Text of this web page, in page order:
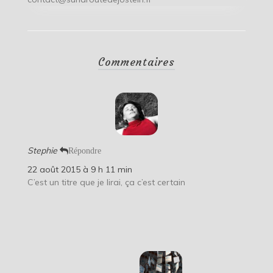
Commentaires
Stephie Répondre
22 août 2015 à 9 h 11 min
C’est un titre que je lirai, ça c’est certain